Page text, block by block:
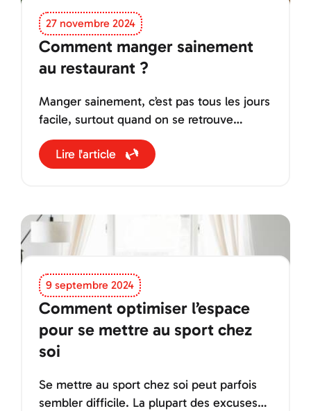
27 novembre 2024
Comment manger sainement
au restaurant ?
Manger sainement, c’est pas tous les jours
facile, surtout quand on se retrouve
devant une carte de restaurant !
Lire l'article
9 septembre 2024
Comment optimiser l’espace
pour se mettre au sport chez
soi
Se mettre au sport chez soi peut parfois
sembler difficile. La plupart des excuses